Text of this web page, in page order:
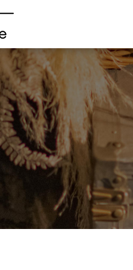
top
news
campaign